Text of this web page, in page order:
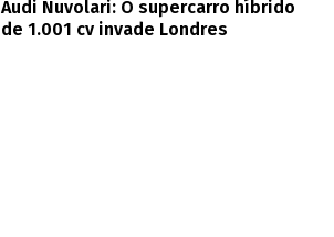
Audi Nuvolari: O supercarro híbrido
de 1.001 cv invade Londres